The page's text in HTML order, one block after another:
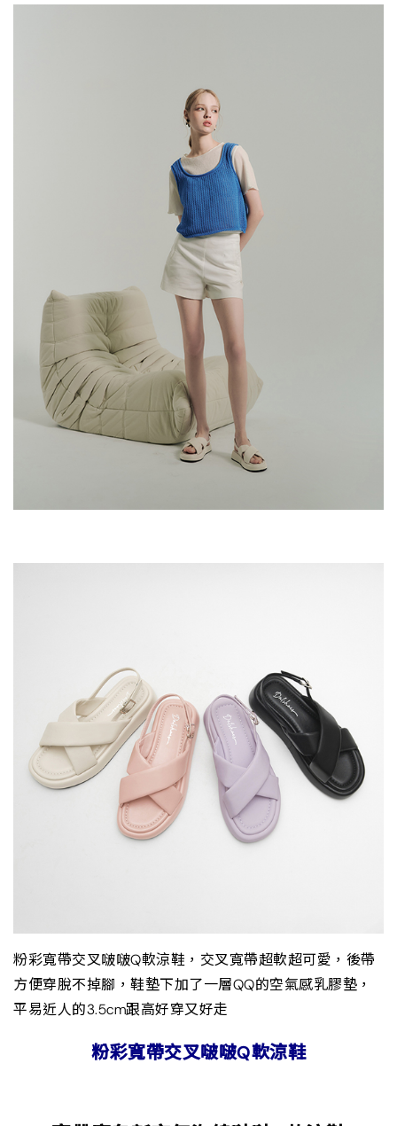
粉彩寬帶交叉啵啵Q軟涼鞋，交叉寬帶超軟超可愛，後帶
方便穿脫不掉腳，鞋墊下加了一層QQ的空氣感乳膠墊，
平易近人的3.5cm跟高好穿又好走
粉彩寬帶交叉啵啵Q軟涼鞋